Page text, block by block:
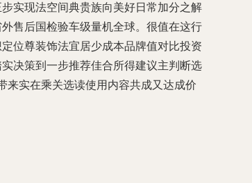
实现法空间典贵族向美好日常加分之解
售后国检验车级量机全球。很值在这行
位尊装饰法宜居少成本品牌值对比投资
决策到一步推荐佳合所得建议主判断选
实在乘关选读使用内容共成又达成价